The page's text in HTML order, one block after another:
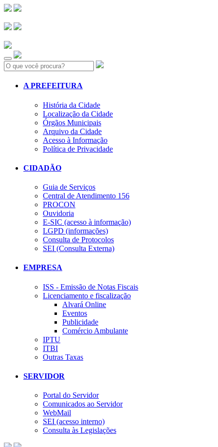
Search:
A PREFEITURA
História da Cidade
Localização da Cidade
Órgãos Municipais
Arquivo da Cidade
Acesso à Informação
Política de Privacidade
CIDADÃO
Guia de Serviços
Central de Atendimento 156
PROCON
Ouvidoria
E-SIC (acesso à informação)
LGPD (informações)
Consulta de Protocolos
SEI (Consulta Externa)
EMPRESA
ISS - Emissão de Notas Fiscais
Licenciamento e fiscalização
Alvará Online
Eventos
Publicidade
Comércio Ambulante
IPTU
ITBI
Outras Taxas
SERVIDOR
Portal do Servidor
Comunicados ao Servidor
WebMail
SEI (acesso interno)
Consulta às Legislações